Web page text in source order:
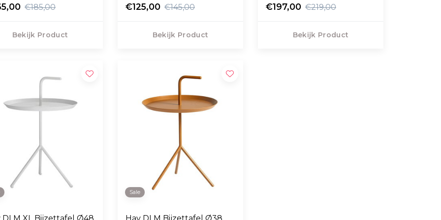
€185,00
Bekijk Product
€125,00 €145,00
Bekijk Product
€197,00 €219,00
Bekijk Product
Sale